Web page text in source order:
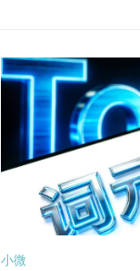
科技重大项目，部署
技术在内的90多个
技术逐步嵌入生态
用，如生物多样性
全年连续监测。在
大大提升非现...
小微